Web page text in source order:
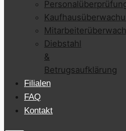
Diebstahl
&
Betrugsaufklärung
Filialen
FAQ
Kontakt